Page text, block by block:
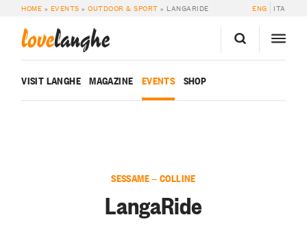
HOME » EVENTS »OUTDOOR & SPORT » LANGARIDE ENG ITA
lovelanghe
VISIT LANGHE MAGAZINE EVENTS SHOP
SESSAME — COLLINE
LangaRide